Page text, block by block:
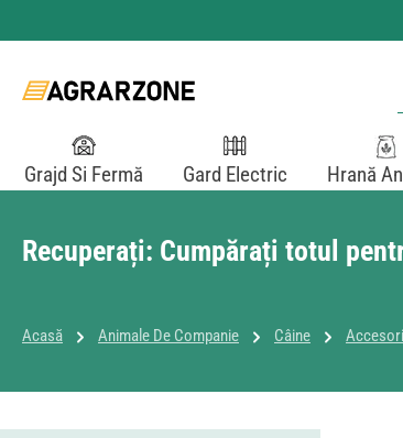
Grajd Si Fermă Gard Electric Hrană
Recuperați: Cumpărați totul
Acasă Animale De Companie Câine